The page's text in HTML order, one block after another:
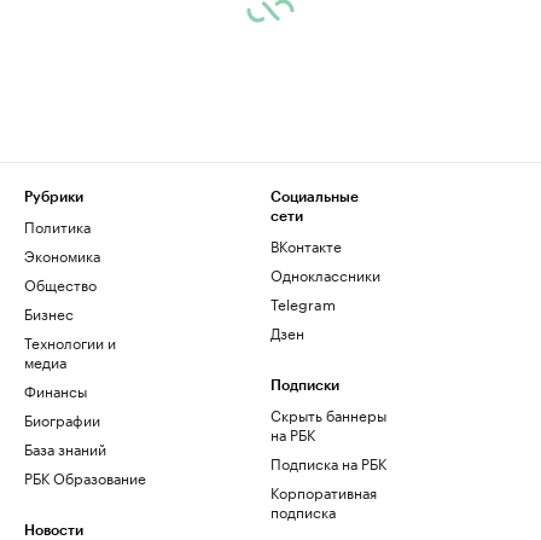
Рубрики
Политика
Экономика
Общество
Бизнес
Технологии и
медиа
Финансы
Биографии
База знаний
РБК Образование
Новости
Социальные
сети
ВКонтакте
Одноклассники
Telegram
Дзен
Подписки
Скрыть баннеры
на РБК
Подписка на РБК
Корпоративная
подписка